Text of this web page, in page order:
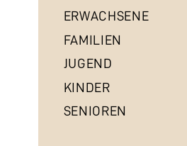
ERWACHSENE
FAMILIEN
JUGEND
KINDER
SENIOREN